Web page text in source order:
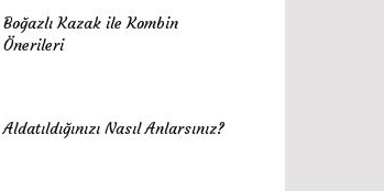
Boğazlı Kazak ile Kombin
Önerileri
Aldatıldığınızı Nasıl Anlarsınız?